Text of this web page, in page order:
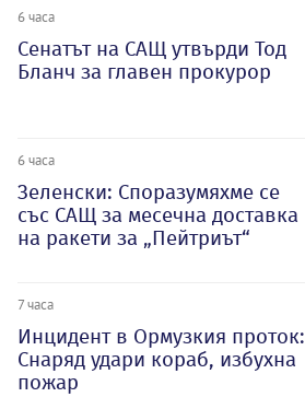
6 часа
Сенатът на САЩ утвърди Тод
Бланч за главен прокурор
6 часа
Зеленски: Споразумяхме се
със САЩ за месечна доставка
на ракети за „Пейтриът“
7 часа
Инцидент в Ормузкия проток:
Снаряд удари кораб, избухна
пожар